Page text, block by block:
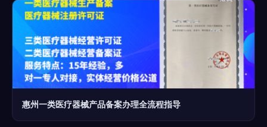
惠州一类医疗器械产品备案办理全流程指导